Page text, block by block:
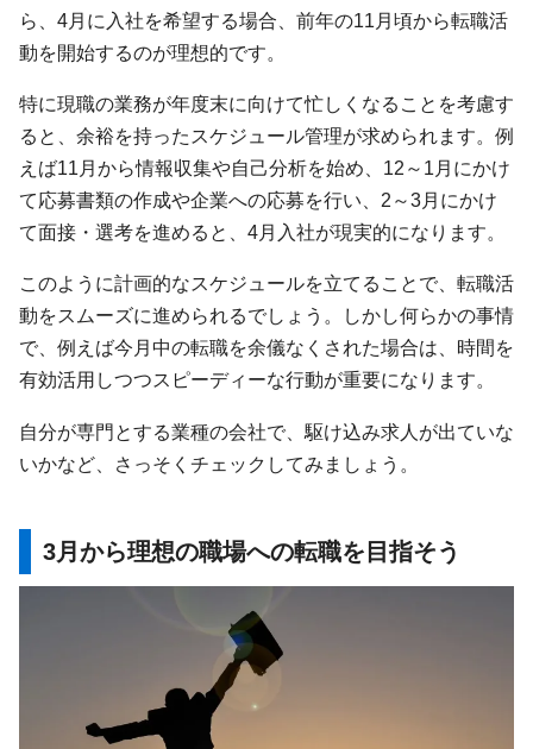
ら、4月に入社を希望する場合、前年の11月頃から転職活
動を開始するのが理想的です。
特に現職の業務が年度末に向けて忙しくなることを考慮す
ると、余裕を持ったスケジュール管理が求められます。例
えば11月から情報収集や自己分析を始め、12～1月にかけ
て応募書類の作成や企業への応募を行い、2～3月にかけ
て面接・選考を進めると、4月入社が現実的になります。
このように計画的なスケジュールを立てることで、転職活
動をスムーズに進められるでしょう。しかし何らかの事情
で、例えば今月中の転職を余儀なくされた場合は、時間を
有効活用しつつスピーディーな行動が重要になります。
自分が専門とする業種の会社で、駆け込み求人が出ていな
いかなど、さっそくチェックしてみましょう。
3月から理想の職場への転職を目指そう